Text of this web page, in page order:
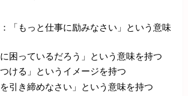
「もっと仕事に励みなさい」という意味
困っているだろう」という意味を持つ
ける」というイメージを持つ
引き締めなさい」という意味を持つ